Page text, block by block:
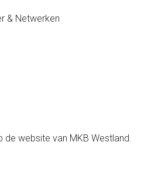
& Netwerken
de website van MKB Westland.